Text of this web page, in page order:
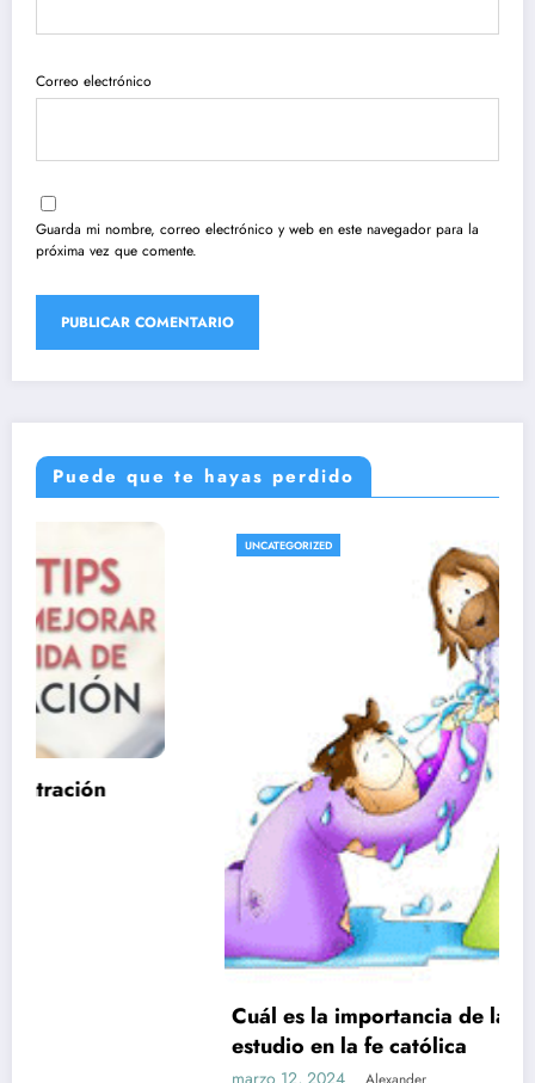
Correo electrónico
Guarda mi nombre, correo electrónico y web en este navegador para la
próxima vez que comente.
Puede que te hayas perdido
Cuál es la importancia de la formación y el
estudio en la fe católica